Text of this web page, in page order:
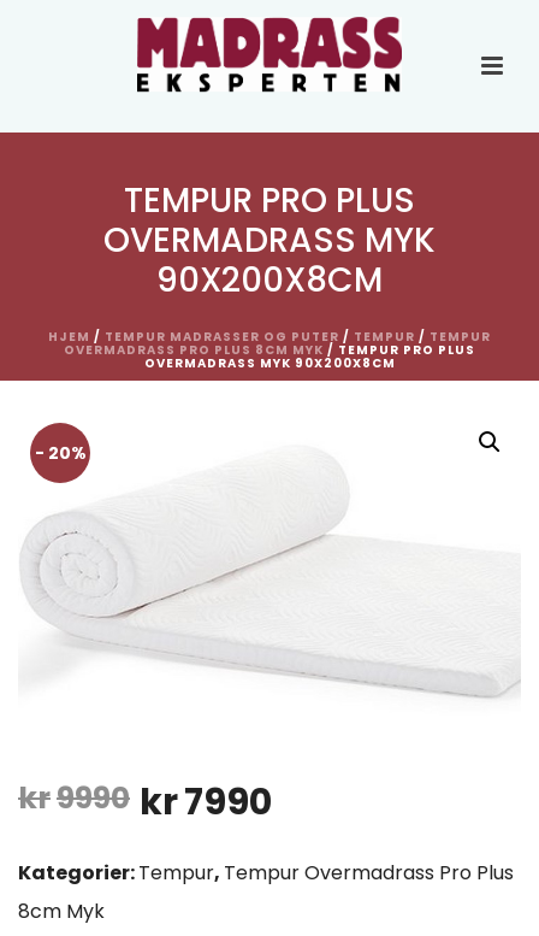
TEMPUR PRO PLUS
OVERMADRASS MYK
90X200X8CM
HJEM / TEMPUR MADRASSER OG PUTER / TEMPUR / TEMPUR
OVERMADRASS PRO PLUS 8CM MYK / TEMPUR PRO PLUS
OVERMADRASS MYK 90X200X8CM
- 20%
kr9990 Opprinnelig
pris
kr7990
pris
Kategorier:Tempur, Tempur Overmadrass Pro Plus
8cm Myk